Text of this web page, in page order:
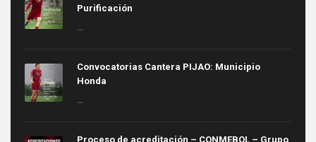
Purificación
...
Convocatorias Cantera PIJAO: Municipio
Honda
...
Proceso de acreditación – CONMEBOL – Grupo